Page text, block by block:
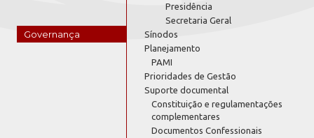
Governança
Presidência
Secretaria Geral
Sínodos
Planejamento
PAMI
Prioridades de Gestão
Suporte documental
Constituição e regulamentações
complementares
Documentos Confessionais